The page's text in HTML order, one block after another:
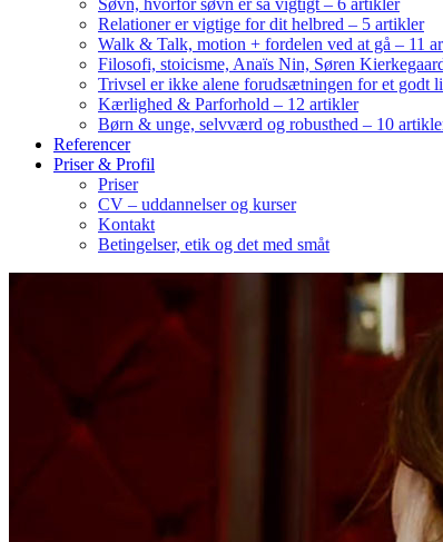
Søvn, hvorfor søvn er så vigtigt – 6 artikler
Relationer er vigtige for dit helbred – 5 artikler
Walk & Talk, motion + fordelen ved at gå – 11
Filosofi, stoicisme, Anaïs Nin, Søren
Trivsel er ikke alene forudsætningen for et godt
Kærlighed & Parforhold – 12 artikler
Børn & unge, selvværd og robusthed – 10
Referencer
Priser & Profil
Priser
CV – uddannelser og kurser
Kontakt
Betingelser, etik og det med småt